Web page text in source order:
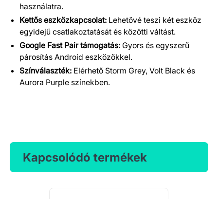
használatra.
Kettős eszközkapcsolat: Lehetővé teszi két eszköz
egyidejű csatlakoztatását és közötti váltást.
Google Fast Pair támogatás: Gyors és egyszerű
párosítás Android eszközökkel.
Színválaszték: Elérhető Storm Grey, Volt Black és
Aurora Purple színekben.
Kapcsolódó termékek